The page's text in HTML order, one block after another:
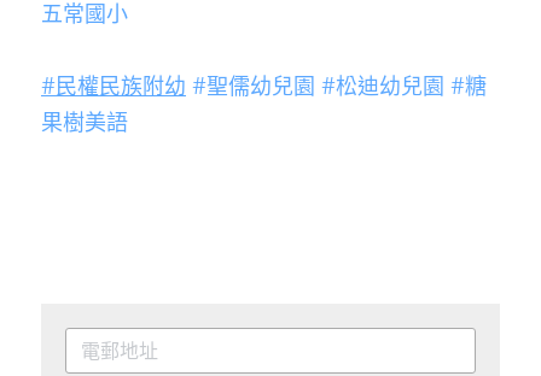
五常國小
#民權民族附幼 #聖儒幼兒園 #松迪幼兒園 #糖
果樹美語